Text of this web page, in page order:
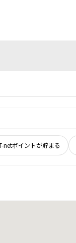
netポイントが貯まる